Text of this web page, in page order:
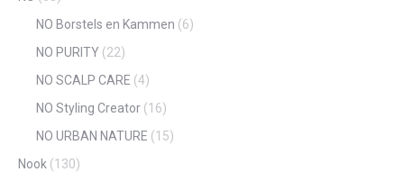
NO Borstels en Kammen (6)
NO PURITY (22)
NO SCALP CARE (4)
NO Styling Creator (16)
NO URBAN NATURE (15)
Nook (130)